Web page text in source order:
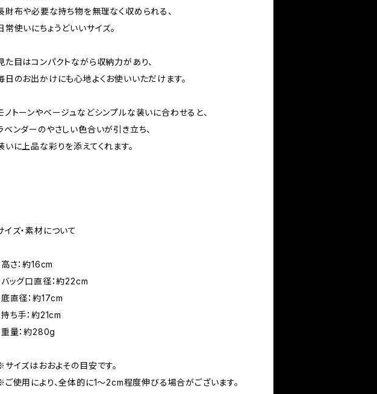
財布や必要な持ち物を無理なく収められる、
常使いにちょうどいいサイズ。
た目はコンパクトながら収納力があり、
日のお出かけにも心地よくお使いいただけます。
ノトーンやベージュなどシンプルな装いに合わせると、
ベンダーのやさしい色合いが引き立ち、
いに上品な彩りを添えてくれます。
イズ・素材について
高さ：約16cm
バッグ口直径：約22cm
底直径：約17cm
持ち手：約21cm
重量：約280g
サイズはおおよその目安です。
ご使用により、全体的に1〜2cm程度伸びる場合がございます。